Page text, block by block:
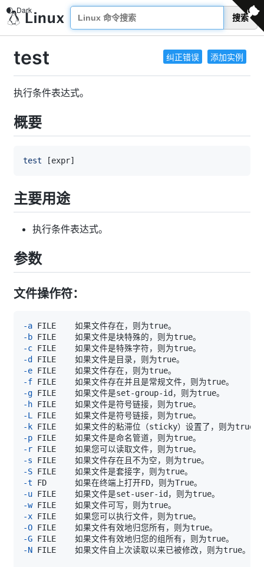
搜索
纠正错误 添加实例
test
执行条件表达式。
概要
test [expr]
主要用途
执行条件表达式。
参数
文件操作符：
-a
-b
-c
-d
-e
-f
-g
-h
-L
-k
-p
-r
-s
-S
-t
-u
-w
-x
-O
-G
-N